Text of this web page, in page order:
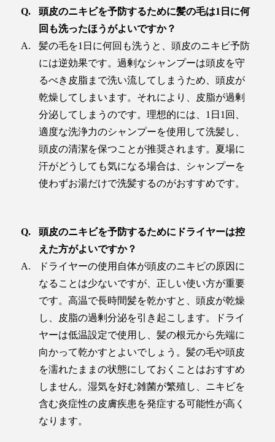
頭皮のニキビを予防するために髪の毛は1日に何
回も洗ったほうがよいですか？
髪の毛を1日に何回も洗うと、頭皮のニキビ予防
には逆効果です。過剰なシャンプーは頭皮を守
るべき皮脂まで洗い流してしまうため、頭皮が
乾燥してしまいます。それにより、皮脂が過剰
分泌してしまうのです。理想的には、1日1回、
適度な洗浄力のシャンプーを使用して洗髪し、
頭皮の清潔を保つことが推奨されます。夏場に
汗がどうしても気になる場合は、シャンプーを
使わずお湯だけで洗髪するのがおすすめです。
頭皮のニキビを予防するためにドライヤーは控
えた方がよいですか？
ドライヤーの使用自体が頭皮のニキビの原因に
なることは少ないですが、正しい使い方が重要
です。高温で長時間髪を乾かすと、頭皮が乾燥
し、皮脂の過剰分泌を引き起こします。ドライ
ヤーは低温設定で使用し、髪の根元から先端に
向かって乾かすとよいでしょう。髪の毛や頭皮
を濡れたままの状態にしておくことはおすすめ
しません。湿気を好む雑菌が繁殖し、ニキビを
含む炎症性の皮膚疾患を発症する可能性が高く
なります。